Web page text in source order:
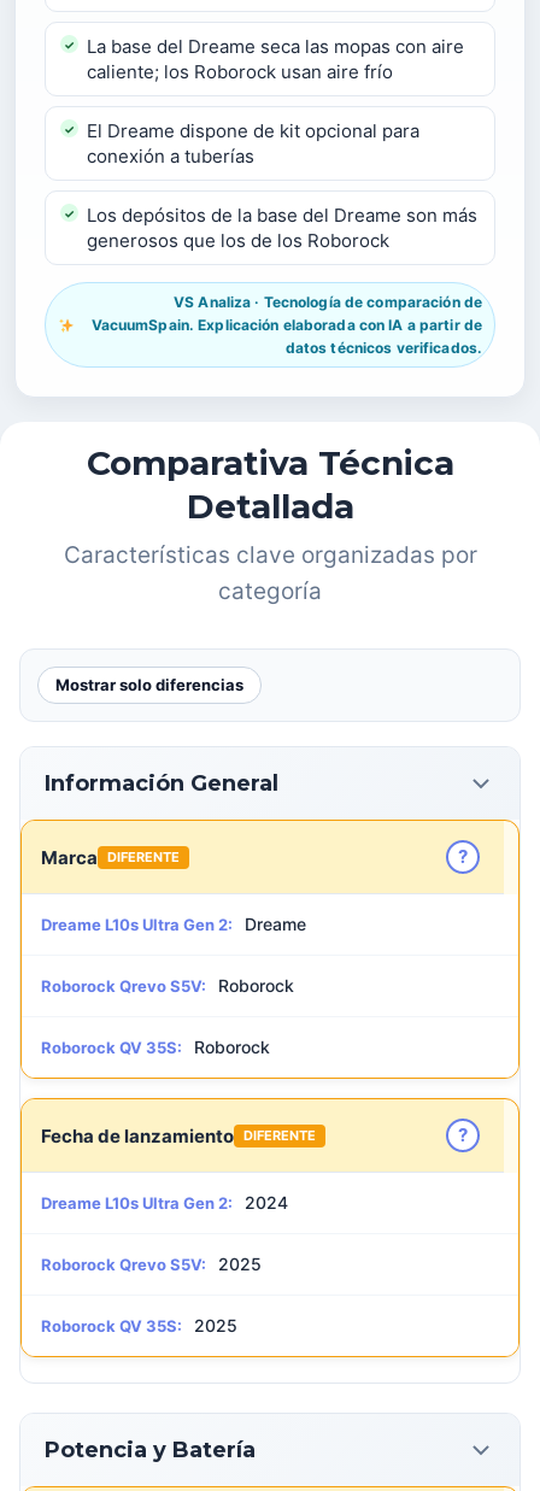
La base del Dreame seca las mopas con aire
caliente; los Roborock usan aire frío
El Dreame dispone de kit opcional para
conexión a tuberías
Los depósitos de la base del Dreame son más
generosos que los de los Roborock
VS Analiza · Tecnología de comparación de
VacuumSpain. Explicación elaborada con IA a partir de
datos técnicos verificados.
Comparativa Técnica
Detallada
Características clave organizadas por
categoría
Mostrar solo diferencias
Información General
Marca DIFERENTE ?
Dreame L10s Ultra Gen 2: Dreame
Roborock Qrevo S5V: Roborock
Roborock QV 35S: Roborock
Fecha de lanzamiento DIFERENTE ?
Dreame L10s Ultra Gen 2: 2024
Roborock Qrevo S5V: 2025
Roborock QV 35S: 2025
Potencia y Batería